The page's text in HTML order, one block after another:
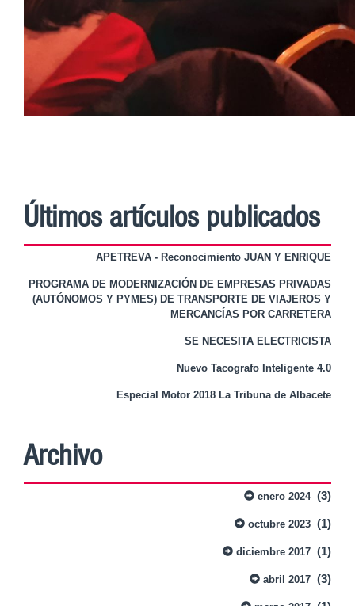
Últimos artículos publicados
APETREVA - Reconocimiento JUAN Y ENRIQUE
PROGRAMA DE MODERNIZACIÓN DE EMPRESAS PRIVADAS
(AUTÓNOMOS Y PYMES) DE TRANSPORTE DE VIAJEROS Y
MERCANCÍAS POR CARRETERA
SE NECESITA ELECTRICISTA
Nuevo Tacografo Inteligente 4.0
Especial Motor 2018 La Tribuna de Albacete
Archivo
enero 2024 (3)
octubre 2023 (1)
diciembre 2017 (1)
abril 2017 (3)